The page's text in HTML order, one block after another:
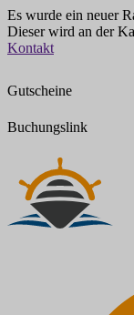
Es wurde ein neuer
Dieser wird an der
Zum
Kontakt
Gutscheine
Buchungslink